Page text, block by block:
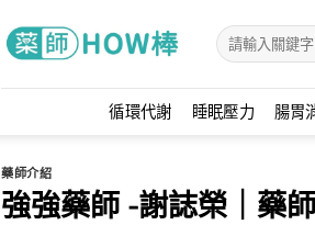
循環代謝 睡眠壓力 腸胃
藥師介紹
強強藥師 -謝誌榮｜藥